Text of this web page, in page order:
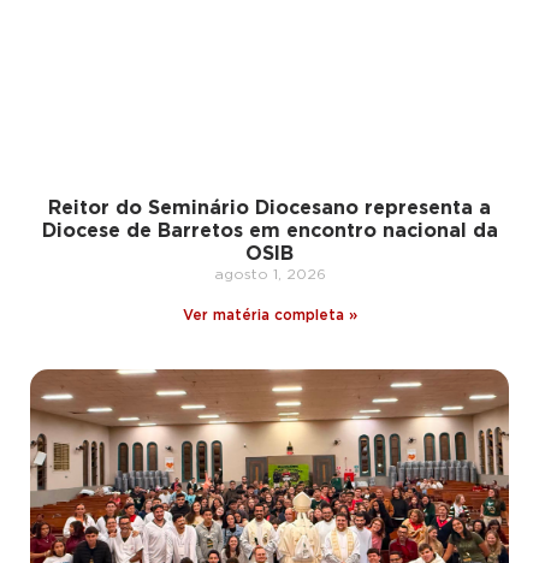
Reitor do Seminário Diocesano representa a
Diocese de Barretos em encontro nacional da
OSIB
agosto 1, 2026
Ver matéria completa »